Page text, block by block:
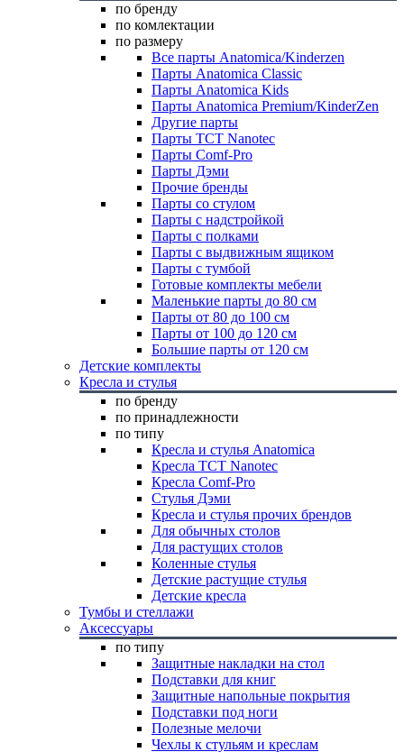
по бренду
по комлектации
по размеру
Все парты Anatomica/Kinderzen
Парты Anatomica Classic
Парты Anatomica Kids
Парты Anatomica Premium/KinderZen
Другие парты
Парты TCT Nanotec
Парты Comf-Pro
Парты Дэми
Прочие бренды
Парты со стулом
Парты с надстройкой
Парты с полками
Парты с выдвижным ящиком
Парты с тумбой
Готовые комплекты мебели
Маленькие парты до 80 см
Парты от 80 до 100 см
Парты от 100 до 120 см
Большие парты от 120 см
Детские комплекты
Кресла и стулья
по бренду
по принадлежности
по типу
Кресла и стулья Anatomica
Кресла TCT Nanotec
Кресла Comf-Pro
Стулья Дэми
Кресла и стулья прочих брендов
Для обычных столов
Для растущих столов
Коленные стулья
Детские растущие стулья
Детские кресла
Тумбы и стеллажи
Аксессуары
по типу
Защитные накладки на стол
Подставки для книг
Защитные напольные покрытия
Подставки под ноги
Полезные мелочи
Чехлы к стульям и креслам